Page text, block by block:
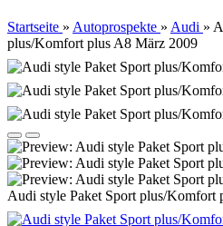
Startseite » Autoprospekte » Audi »
plus/Komfort plus A8 März 2009
Audi style Paket Sport plus/Komfort